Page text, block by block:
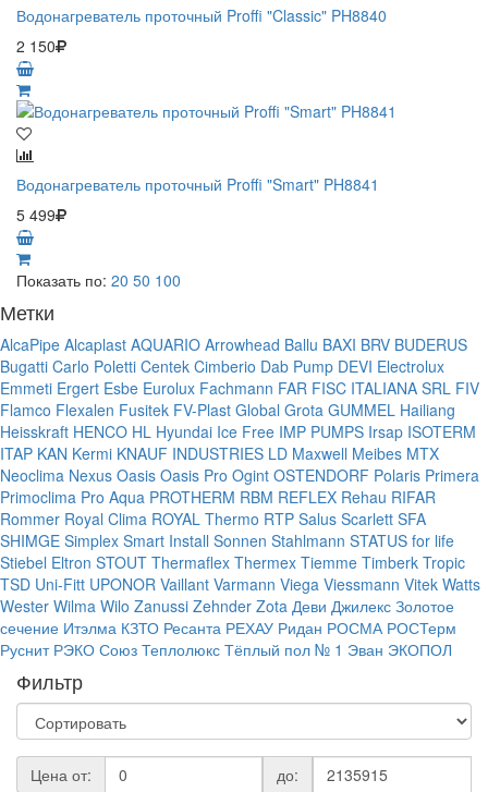
Водонагреватель проточный Proffi "Classic" PH8840
2 150
Водонагреватель проточный Proffi "Smart" PH8841
5 499
Показать по: 20 50 100
Метки
AlcaPipe Alcaplast AQUARIO Arrowhead Ballu BAXI BRV BUDERUS
Bugatti Carlo Poletti Centek Cimberio Dab Pump DEVI Electrolux
Emmeti Ergert Esbe Eurolux Fachmann FAR FISC ITALIANA SRL FIV
Flamco Flexalen Fusitek FV-Plast Global Grota GUMMEL Hailiang
Heisskraft HENCO HL Hyundai Ice Free IMP PUMPS Irsap ISOTERM
ITAP KAN Kermi KNAUF INDUSTRIES LD Maxwell Meibes MTX
Neoclima Nexus Oasis Oasis Pro Ogint OSTENDORF Polaris Primera
Primoclima Pro Aqua PROTHERM RBM REFLEX Rehau RIFAR
Rommer Royal Clima ROYAL Thermo RTP Salus Scarlett SFA
SHIMGE Simplex Smart Install Sonnen Stahlmann STATUS for life
Stiebel Eltron STOUT Thermaflex Thermex Tiemme Timberk Tropic
TSD Uni-Fitt UPONOR Vaillant Varmann Viega Viessmann Vitek Watts
Wester Wilma Wilo Zanussi Zehnder Zota Деви Джилекс Золотое
сечение Итэлма КЗТО Ресанта РЕХАУ Ридан РОСМА РОСТерм
Руснит РЭКО Союз Теплолюкс Тёплый пол № 1 Эван ЭКОПОЛ
Фильтр
Цена от:
до: